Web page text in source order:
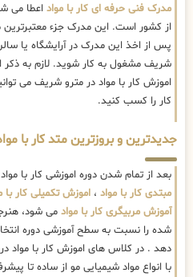
مدرک فنی حرفه ای کار با مواد اعطا می
از کشور است. این مدرک جزء
پس از اخذ این مدرک در آرایشگاه یا سالن
شریف مشغول به کار شوید. لازم به ذکر
اموزش کار با مواد در مترو شریف می
کار را کسب کنید.
جدیدترین و بروزترین متد کار با
بعد از تمام شدن دوره اموزشی کار با
مبتدی کار با مواد ، اموزش تکمیلی کار با
آموزش مربیگری کار با مواد می شود،
شده را نسبت به سطح آموزشی دوره
دهد . در کلاس های اموزش کار با مواد
با انواع مواد شیمیایی مو از ساده تا